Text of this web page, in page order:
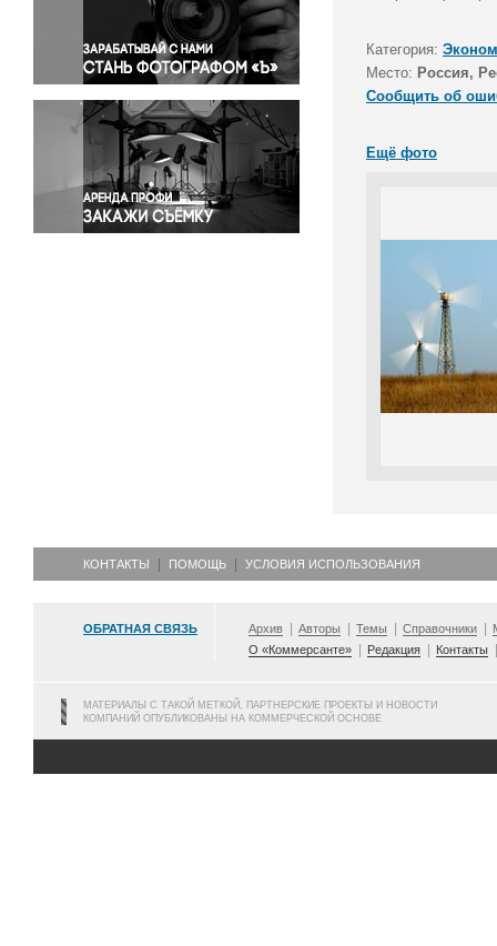
Правосудие
Происшествия и конфликты
Религия
Светская жизнь
Спорт
Экология
Экономика и бизнес
Категория:
Место: Россия,
Сообщить об
Ещё фото
КОНТАКТЫ ПОМОЩЬ УСЛОВИЯ ИСПОЛЬЗОВАНИЯ
ОБРАТНАЯ СВЯЗЬ Архив Авторы Темы Справочники
О «Коммерсанте»
Редакция Контакты
МАТЕРИАЛЫ С ТАКОЙ МЕТКОЙ, ПАРТНЕРСКИЕ ПРОЕКТЫ И НОВОСТИ
КОМПАНИЙ ОПУБЛИКОВАНЫ НА КОММЕРЧЕСКОЙ ОСНОВЕ